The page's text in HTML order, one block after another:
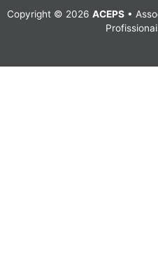
Copyright © 2026 ACEPS •